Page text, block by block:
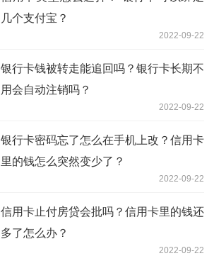
几个支付宝？
2022-09-22
银行卡钱被转走能追回吗？银行卡长期不
用会自动注销吗？
2022-09-22
银行卡密码忘了怎么在手机上改？信用卡
里的钱怎么突然变少了？
2022-09-22
信用卡止付房贷会批吗？信用卡里的钱还
多了怎么办？
2022-09-22